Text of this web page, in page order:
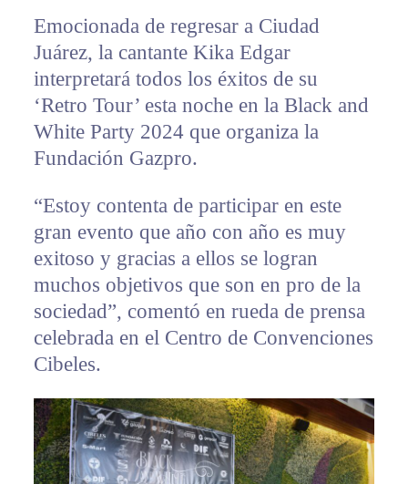
Emocionada de regresar a Ciudad
Juárez, la cantante Kika Edgar
interpretará todos los éxitos de su
‘Retro Tour’ esta noche en la Black and
White Party 2024 que organiza la
Fundación Gazpro.
“Estoy contenta de participar en este
gran evento que año con año es muy
exitoso y gracias a ellos se logran
muchos objetivos que son en pro de la
sociedad”, comentó en rueda de prensa
celebrada en el Centro de Convenciones
Cibeles.